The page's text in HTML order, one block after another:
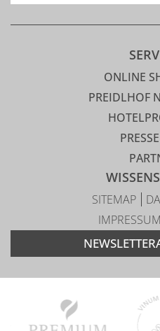
ONLINE
PREIDLHOF
PRESSE
SITEMAP
IMPRESSUM